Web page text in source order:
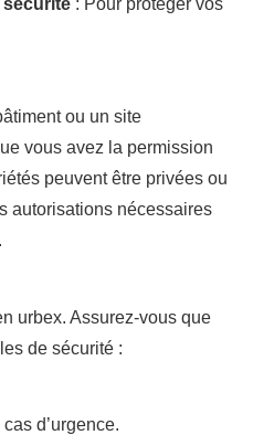
sécurité : Pour protéger vos
ou un site
vous avez la permission
peuvent être privées ou
autorisations nécessaires
urbex. Assurez-vous que
de sécurité :
d’urgence.